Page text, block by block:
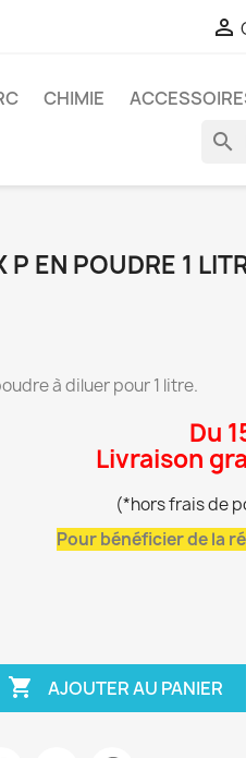

CHIMIE
search
P EN POUDRE 1
à diluer pour 1 litre.
Du
Livraison
(*hors frais de
Pour bénéficier de la
 AJOUTER AU PANIER